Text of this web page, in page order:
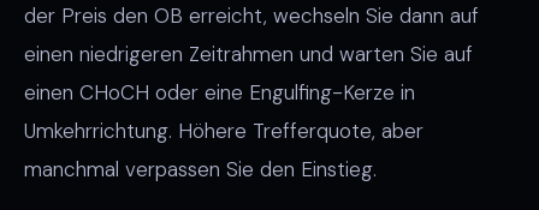
der Preis den OB erreicht, wechseln Sie dann auf
einen niedrigeren Zeitrahmen und warten Sie auf
einen CHoCH oder eine Engulfing-Kerze in
Umkehrrichtung. Höhere Trefferquote, aber
manchmal verpassen Sie den Einstieg.